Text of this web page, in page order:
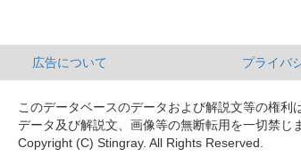
広告について プライバ
このデータベースのデータおよび解説文等の権利
データ及び解説文、画像等の無断転用を一切禁じ
Copyright (C) Stingray. All Rights Reserved.